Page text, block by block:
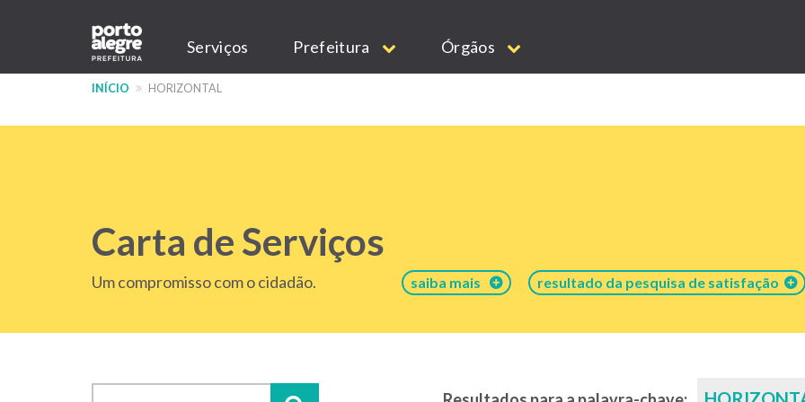
conteúdo
Main
navigation
Serviços Prefeitura Órgãos
INÍCIO HORIZONTAL
Carta de Serviços
Um compromisso com o cidadão. saiba mais resultado da pesquisa de satisfação